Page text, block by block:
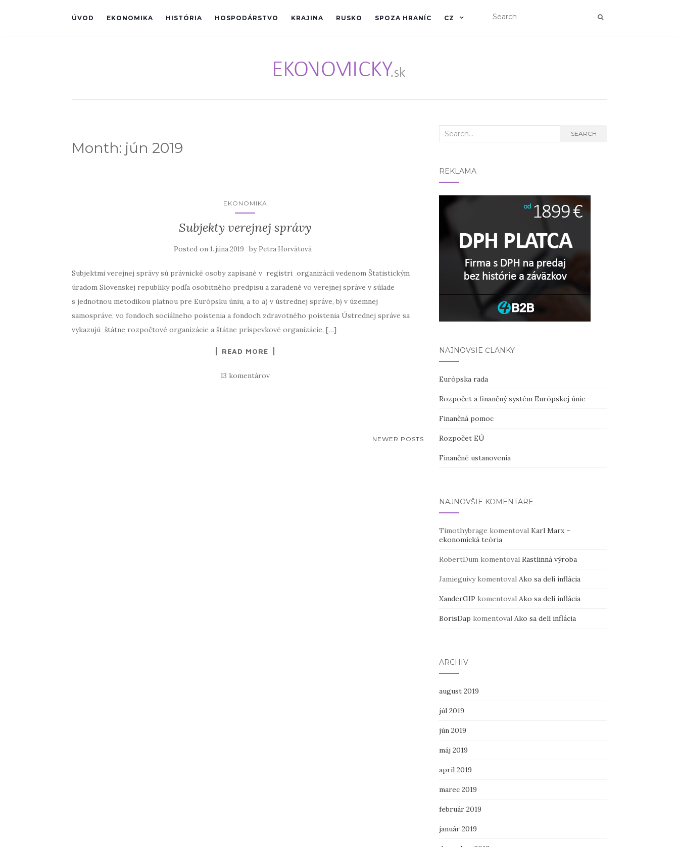
ÚVOD EKONOMIKA HISTÓRIA HOSPODÁRSTVO KRAJINA RUSKO SPOZA HRANÍC CZ
Month: jún 2019
EKONOMIKA
Subjekty verejnej správy
Posted on 1. júna 2019 by Petra Horvátová
Subjektmi verejnej správy sú právnické osoby zapísané v registri organizácií vedenom Štatistickým
úradom Slovenskej republiky podľa osobitného predpisu a zaradené vo verejnej správe v súlade
s jednotnou metodikou platnou pre Európsku úniu, a to a) v ústrednej správe, b) v územnej
samospráve, vo fondoch sociálneho poistenia a fondoch zdravotného poistenia Ústrednej správe sa
vykazujú štátne rozpočtové organizácie a štátne príspevkové organizácie, […]
READ MORE
13 komentárov
NEWER POSTS
Search
SEARCH
REKLAMA
NAJNOVŠIE ČLÁNKY
Európska rada
Rozpočet a finančný systém Európskej únie
Finančná pomoc
Rozpočet EÚ
Finančné ustanovenia
NAJNOVŠIE KOMENTÁRE
Timothybrage komentoval Karl Marx –
ekonomická teória
RobertDum komentoval Rastlinná výroba
Jamieguivykomentoval Ako sa delí inflácia
XanderGIP komentoval Ako sa delí inflácia
BorisDap komentoval Ako sa delí inflácia
ARCHÍV
august 2019
júl 2019
jún 2019
máj 2019
apríl 2019
marec 2019
február 2019
január 2019